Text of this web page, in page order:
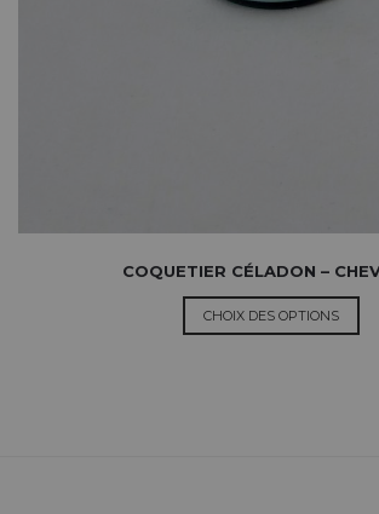
COQUETIER CÉLADON –
CHOIX DES OPTIONS